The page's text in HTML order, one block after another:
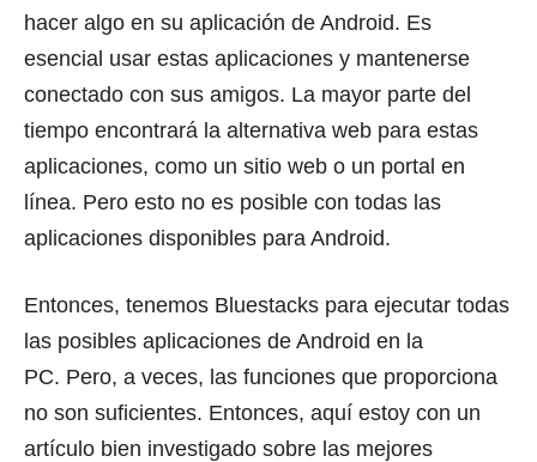
hacer algo en su aplicación de Android. Es
esencial usar estas aplicaciones y mantenerse
conectado con sus amigos. La mayor parte del
tiempo encontrará la alternativa web para estas
aplicaciones, como un sitio web o un portal en
línea. Pero esto no es posible con todas las
aplicaciones disponibles para Android.
Entonces, tenemos Bluestacks para ejecutar todas
las posibles aplicaciones de Android en la
PC. Pero, a veces, las funciones que proporciona
no son suficientes. Entonces, aquí estoy con un
artículo bien investigado sobre las mejores